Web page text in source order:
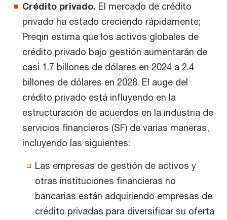
Crédito privado. El mercado de crédito
privado ha estado creciendo rápidamente;
Preqin estima que los activos globales de
crédito privado bajo gestión aumentarán de
casi 1.7 billones de dólares en 2024 a 2.4
billones de dólares en 2028. El auge del
crédito privado está influyendo en la
estructuración de acuerdos en la industria de
servicios financieros (SF) de varias maneras,
incluyendo las siguientes:
Las empresas de gestión de activos y
otras instituciones financieras no
bancarias están adquiriendo empresas de
crédito privadas para diversificar su oferta